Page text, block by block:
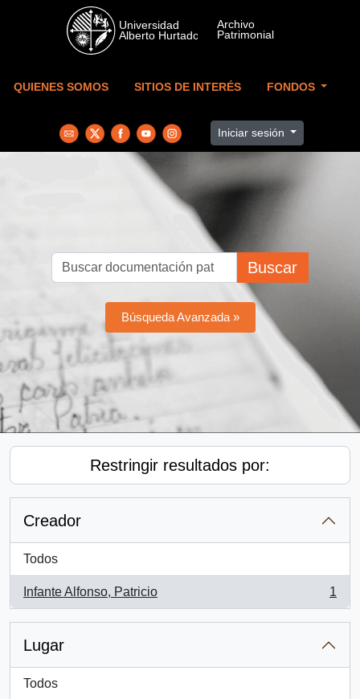
Skip to main content
QUIENES SOMOS SITIOS DE INTERÉS FONDOS
Iniciar sesión
Buscar
Búsqueda Avanzada »
Restringir resultados por:
Creador
Todos
Infante Alfonso, Patricio
, 1 resultados
1
Lugar
Todos